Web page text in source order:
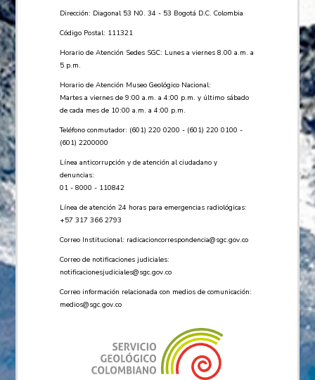
Dirección: Diagonal 53 N0. 34 - 53 Bogotá D.C. Colombia
Código Postal: 111321
Horario de Atención Sedes SGC: Lunes a viernes 8.00 a.m. a
5 p.m.
Horario de Atención Museo Geológico Nacional:
Martes a viernes de 9:00 a.m. a 4:00 p.m. y último sábado
de cada mes de 10:00 a.m. a 4:00 p.m.
Teléfono conmutador: (601) 220 0200 - (601) 220 0100 -
(601) 2200000
Línea anticorrupción y de atención al ciudadano y
denuncias:
01 - 8000 - 110842
Línea de atención 24 horas para emergencias radiológicas:
+57 ​317 366 2793
Correo Institucional: radicacioncorrespondencia@sgc.gov.co
Correo de notificaciones judiciales:
notificacionesjudiciales@sgc.gov.co
Correo información relacionada con medios de comunicación:
medios@sgc.gov.co